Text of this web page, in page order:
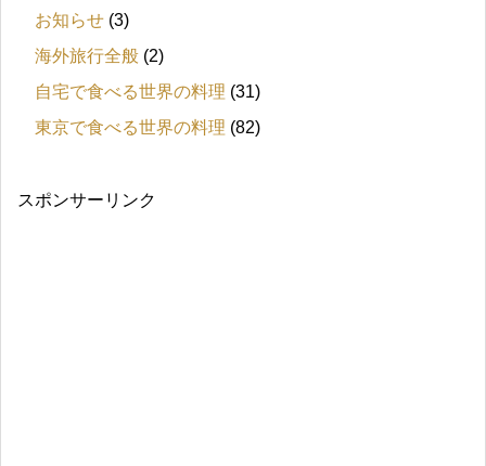
お知らせ (3)
海外旅行全般 (2)
自宅で食べる世界の料理 (31)
東京で食べる世界の料理 (82)
スポンサーリンク